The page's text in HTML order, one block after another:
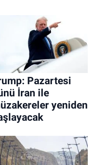
Pazartesi
İran ile
yeniden